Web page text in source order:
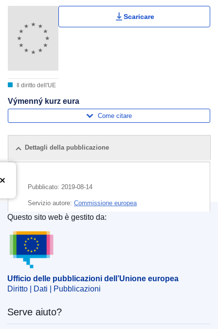
Il diritto dell'UE
Scaricare
Výmenný kurz eura
Come citare
Dettagli della pubblicazione
Pubblicato: 2019-08-14
Servizio autore: Commissione europea
CELEX : C2019/273/04
OJ : JOC_2019_273_R_0004
Ufficio delle pubblicazioni dell’Unione europea
Questo sito web è gestito da:
Ufficio delle pubblicazioni dell’Unione europea
Diritto | Dati | Pubblicazioni
Serve aiuto?